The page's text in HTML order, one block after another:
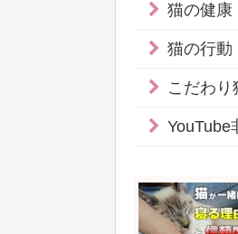
猫の健康
猫の行動
こだわり
YouTube